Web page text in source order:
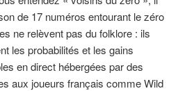
de 17 numéros entourant le zéro
ne relèvent pas du folklore : ils
les probabilités et les gains
en direct hébergées par des
aux joueurs français comme Wild